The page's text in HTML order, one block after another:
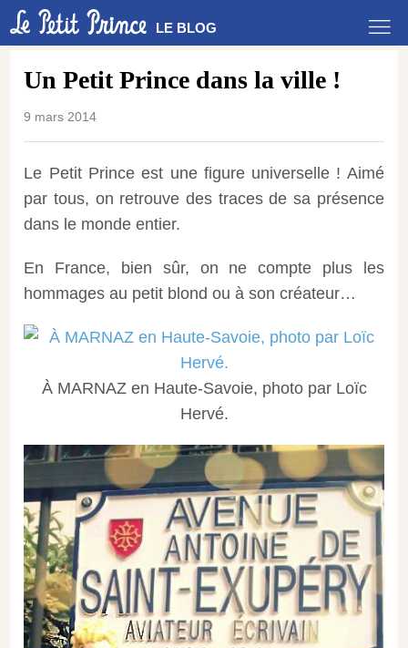
LE BLOG
Un Petit Prince dans la ville !
9 mars 2014
Le Petit Prince est une figure universelle ! Aimé
par tous, on retrouve des traces de sa présence
dans le monde entier.
En France, bien sûr, on ne compte plus les
hommages au petit blond ou à son créateur…
À MARNAZ en Haute-Savoie, photo par Loïc
Hervé.